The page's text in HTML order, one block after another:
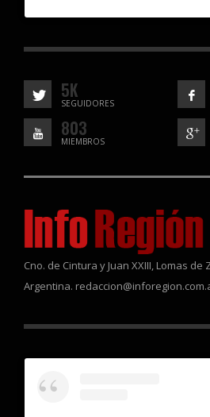
5K
SEGUIDORES
803
MIEMBROS
Cno. de Cintura y Juan XXIII, Lomas de
Argentina.